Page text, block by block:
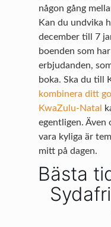
någon gång
Kan du undvika
december till 7
boenden som
erbjudanden,
boka. Ska du till
kombinera ditt
KwaZulu-Natal
egentligen. Även
vara kyliga är
mitt på dagen.
Bästa